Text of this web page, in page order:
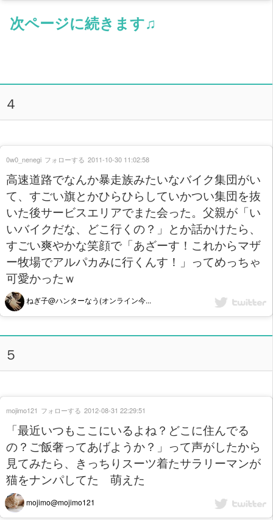
次ページに続きます♫
４
高速道路でなんか暴走族みたいなバイク集団がい
て、すごい旗とかひらひらしていかつい集団を抜
いた後サービスエリアでまた会った。父親が「い
いバイクだな、どこ行くの？」とか話かけたら、
すごい爽やかな笑顔で「あざーす！これからマザ
ー牧場でアルパカみに行くんす！」ってめっちゃ
可愛かったｗ
ねぎ子@ハンターなう(オンライン今...
0w0_nenegi フォローする 2011-10-30 11:02:58
５
「最近いつもここにいるよね？どこに住んでる
の？ご飯奢ってあげようか？」って声がしたから
見てみたら、きっちりスーツ着たサラリーマンが
猫をナンパしてた 萌えた
mojimo@mojimo121
mojimo121 フォローする 2012-08-31 22:29:51